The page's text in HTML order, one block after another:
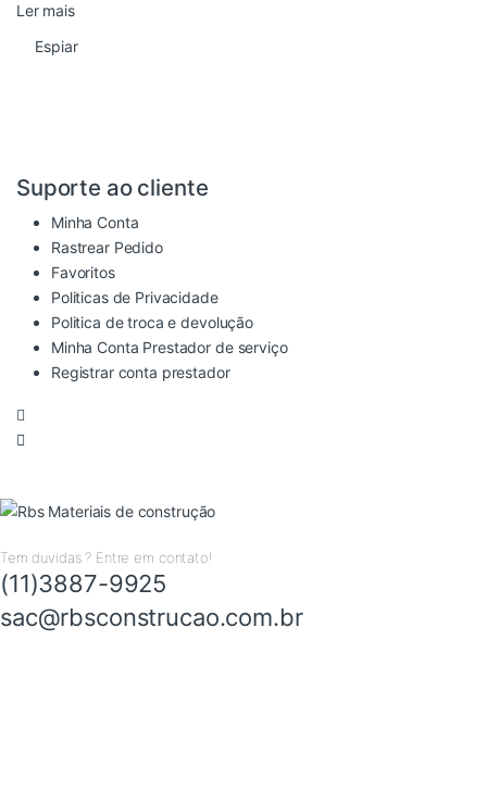
Ler mais
Espiar
Suporte ao cliente
Minha Conta
Rastrear Pedido
Favoritos
Politicas de Privacidade
Politica de troca e devolução
Minha Conta Prestador de serviço
Registrar conta prestador
Tem duvidas ? Entre em contato!
(11)3887-9925
sac@rbsconstrucao.com.br